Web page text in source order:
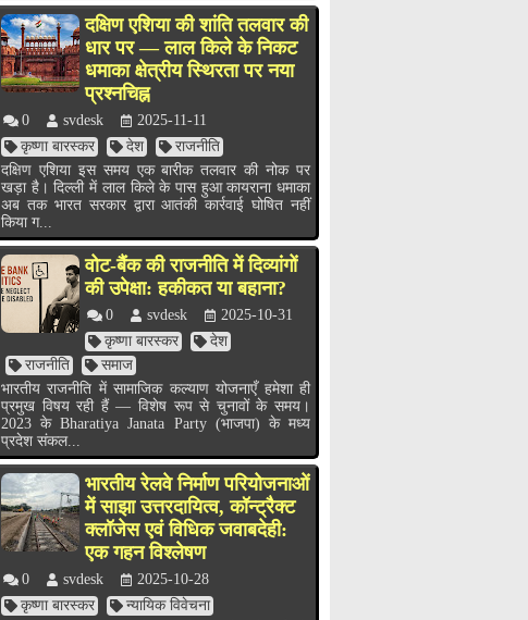
दक्षिण एशिया की शांति तलवार की
धार पर — लाल किले के निकट
धमाका क्षेत्रीय स्थिरता पर नया
प्रश्नचिह्न
0 svdesk
2025-11-11
कृष्णा बारस्कर
देश
राजनीति
दक्षिण एशिया इस समय एक बारीक तलवार की नोक पर
खड़ा है। दिल्ली में लाल किले के पास हुआ कायराना धमाका
अब तक भारत सरकार द्वारा आतंकी कार्रवाई घोषित नहीं
किया ग...
वोट-बैंक की राजनीति में दिव्यांगों
की उपेक्षा: हकीकत या बहाना?
0 svdesk
2025-10-31
कृष्णा बारस्कर
देश
राजनीति
समाज
भारतीय राजनीति में सामाजिक कल्याण योजनाएँ हमेशा ही
प्रमुख विषय रही हैं — विशेष रूप से चुनावों के समय।
2023 के Bharatiya Janata Party (भाजपा) के मध्य
प्रदेश संकल...
भारतीय रेलवे निर्माण परियोजनाओं
में साझा उत्तरदायित्व, कॉन्ट्रैक्ट
क्लॉजेस एवं विधिक जवाबदेही:
एक गहन विश्लेषण
0 svdesk
2025-10-28
कृष्णा बारस्कर
न्यायिक विवेचना